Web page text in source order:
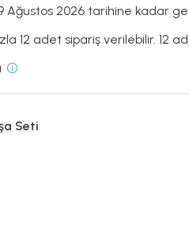
Ağustos 2026 tarihine kadar
12 adet sipariş verilebilir. 12
Seti